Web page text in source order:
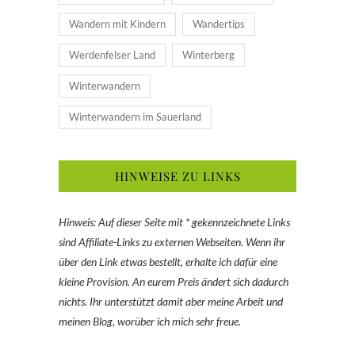
Wandern mit Kindern Wandertips
Werdenfelser Land Winterberg
Winterwandern
Winterwandern im Sauerland
HINWEISE ZU LINKS
Hinweis: Auf dieser Seite mit * gekennzeichnete Links
sind Affiliate-Links zu externen Webseiten. Wenn ihr
über den Link etwas bestellt, erhalte ich dafür eine
kleine Provision. An eurem Preis ändert sich dadurch
nichts. Ihr unterstützt damit aber meine Arbeit und
meinen Blog, worüber ich mich sehr freue.